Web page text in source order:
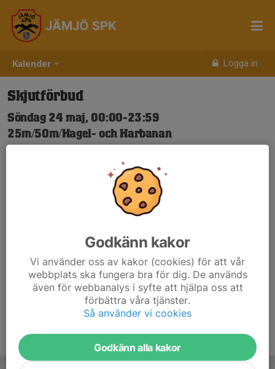
Kalender Logga in
JÄMJÖ SPK
Skjutförbud
Söndag 24 maj, 00:00-23:59
25m/50m/Hagel- och Harbanan
Nya Skjuttider-igen.pdf
Godkänn kakor
Vi använder oss av kakor (cookies) för att vår
webbplats ska fungera bra för dig. De används
även för webbanalys i syfte att hjälpa oss att
förbättra våra tjänster.
Så använder vi cookies
Godkänn alla kakor